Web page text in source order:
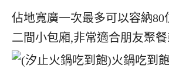
佔地寬廣一次最多可以容納
二間小包廂,非常適合朋友聚